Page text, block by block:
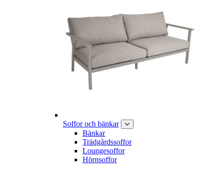
Soffor och bänkar
Bänkar
Trädgårdssoffor
Loungesoffor
Hörnsoffor